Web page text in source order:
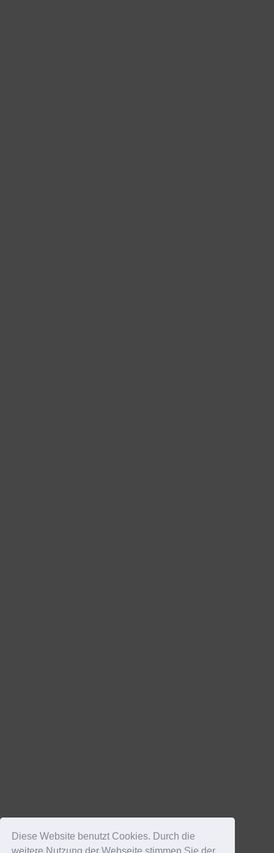
Diese Website benutzt Cookies. Durch die
weitere Nutzung der Webseite stimmen Sie der